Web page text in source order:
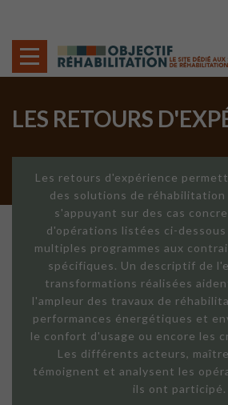
LES RETOURS
Les retours d'expérience
des solutions de réhabilitation
s'appuyant sur des cas
d'opérations listées ci-
multiples programmes aux
spécifiques. Un descriptif de
transformations réalisées
l'ampleur des travaux de
performances énergétiques et
le confort d'usage ou encore les
Les différents acteurs,
témoignent et analysent les
ils ont participé.